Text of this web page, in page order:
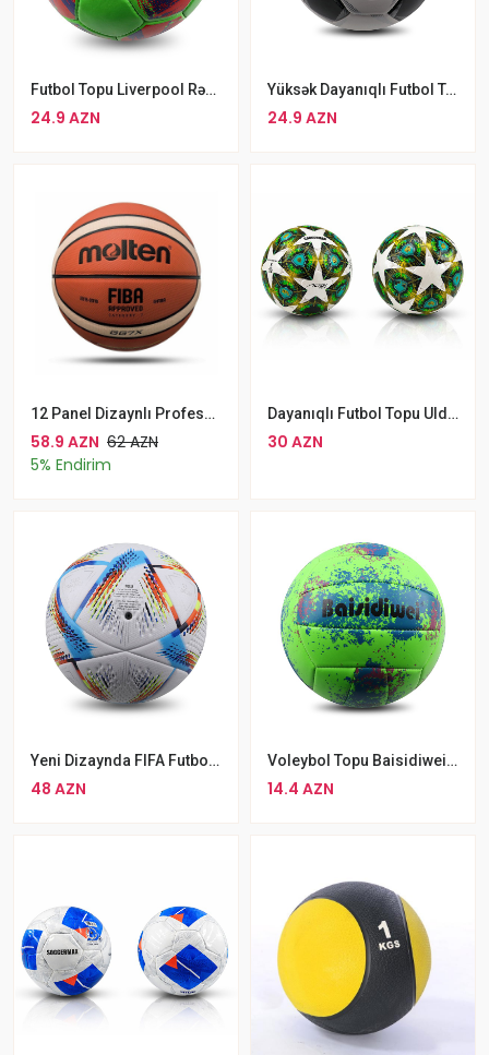
Futbol Topu Liverpool Rəngbərəng No5 Kamanda Futbol Topu
24.9 AZN
Yüksək Dayanıqlı Futbol Topu 5 Nömrəli
24.9 AZN
12 Panel Dizaynlı Professional Molten Basketbol Topu 7 Nömrə Dəri Basketbol Topu
58.9 AZN 62 AZN
5% Endirim
Dayanıqlı Futbol Topu Ulduz Dizaynlı Futbol Topu
30 AZN
Yeni Dizaynda FIFA Futbol Topu Qatar 2022 Resmi Dünya Kupası Estas №5
48 AZN
Voleybol Topu Baisidiwei Rengli Voleybol Topu Yaşıl Rengli
14.4 AZN